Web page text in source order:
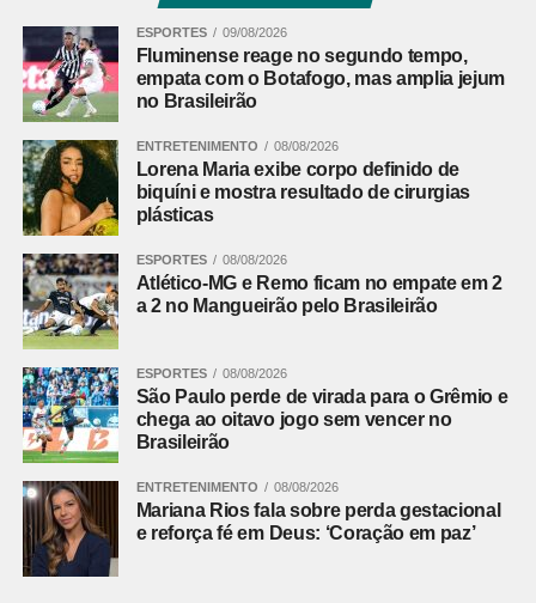
ESPORTES 09/08/2026
Fluminense reage no segundo tempo,
empata com o Botafogo, mas amplia jejum
no Brasileirão
ENTRETENIMENTO 08/08/2026
Lorena Maria exibe corpo definido de
biquíni e mostra resultado de cirurgias
plásticas
ESPORTES 08/08/2026
Atlético-MG e Remo ficam no empate em 2
a 2 no Mangueirão pelo Brasileirão
ESPORTES 08/08/2026
São Paulo perde de virada para o Grêmio e
chega ao oitavo jogo sem vencer no
Brasileirão
ENTRETENIMENTO 08/08/2026
Mariana Rios fala sobre perda gestacional
e reforça fé em Deus: ‘Coração em paz’